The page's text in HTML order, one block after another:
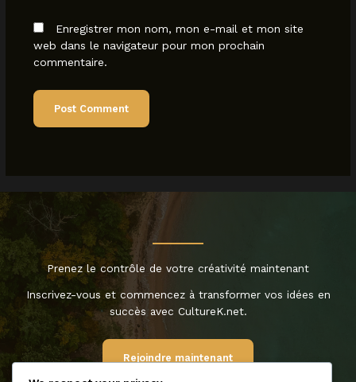
Enregistrer mon nom, mon e-mail et mon site
web dans le navigateur pour mon prochain
commentaire.
Prenez le contrôle de votre créativité maintenant
Inscrivez-vous et commencez à transformer vos idées en
succès avec CultureK.net.
Rejoindre maintenant